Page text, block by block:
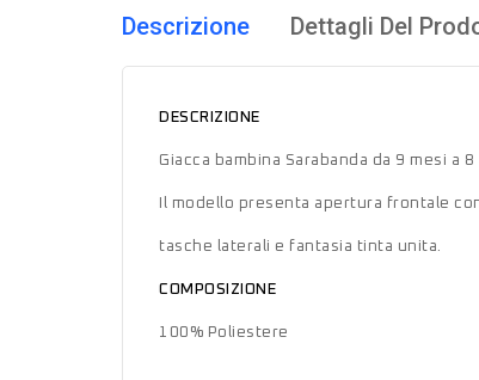
Descrizione Dettagli Del
DESCRIZIONE
Giacca bambina Sarabanda da 9 mesi a
Il modello presenta apertura frontale
tasche laterali e fantasia tinta unita.
COMPOSIZIONE
100% Poliestere